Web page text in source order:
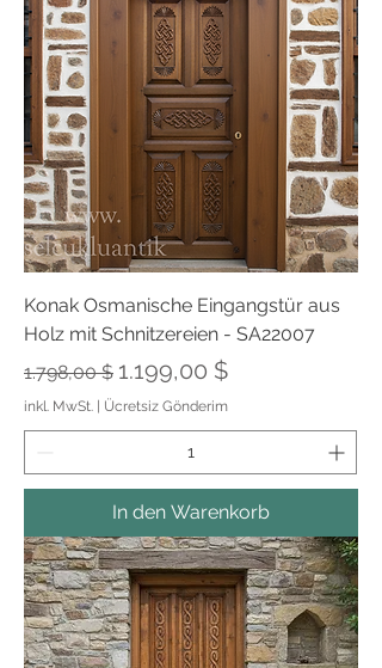
Konak Osmanische Eingangstür aus
Holz mit Schnitzereien - SA22007
Standardpreis
1.798,00 $ Sale-Preis
1.199,00 $
inkl. MwSt. | Ücretsiz Gönderim
In den Warenkorb